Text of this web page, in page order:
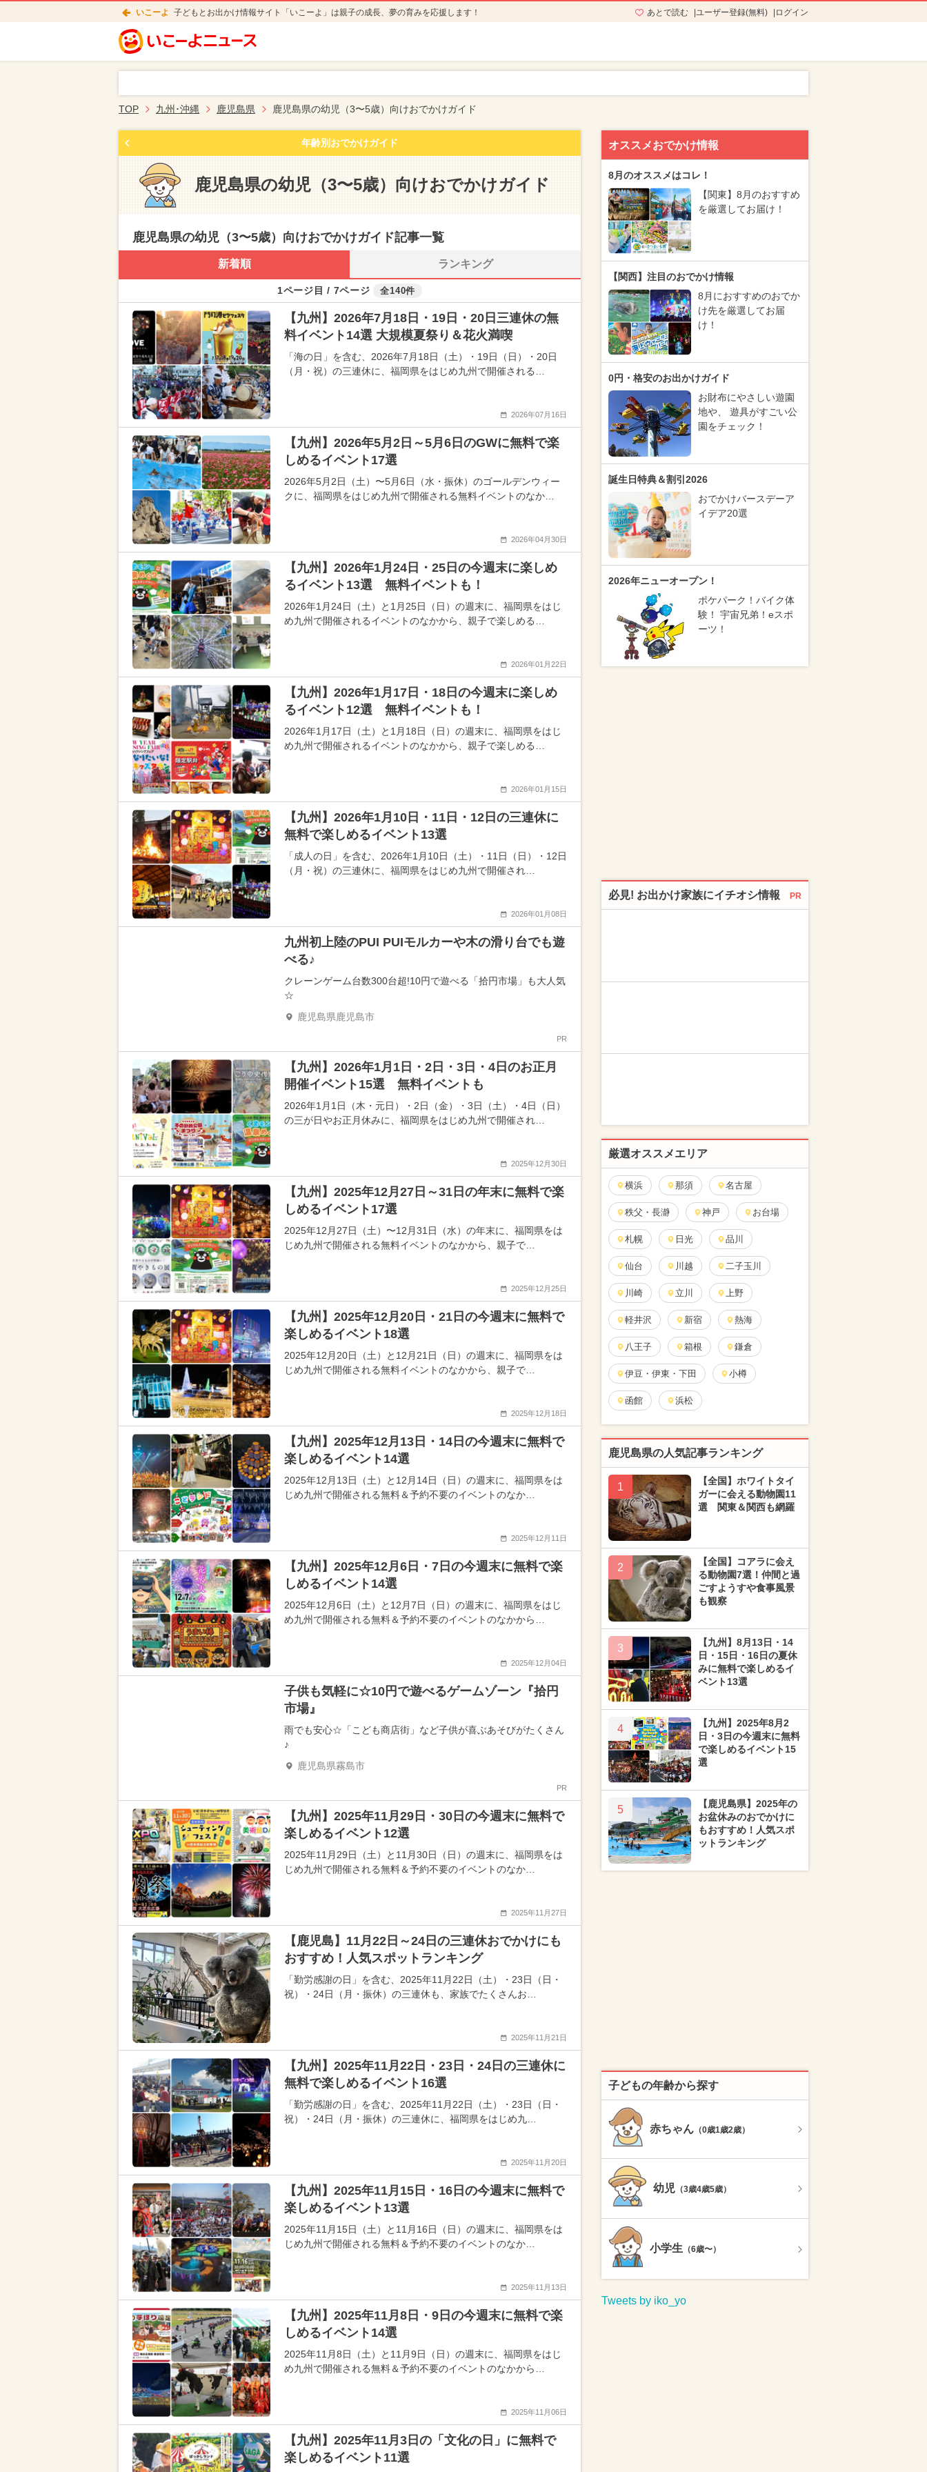
いこーよ 子どもとお出かけ情報サイト「いこーよ」は親子の成長、夢の育みを応援します！ あとで読む ユーザー登録(無料) ログイン
TOP 九州･沖縄 鹿児島県 鹿児島県の幼児（3〜5歳）向けおでかけガイド
年齢別おでかけガイド
鹿児島県の幼児（3〜5歳）向けおでかけガイド
鹿児島県の幼児（3〜5歳）向けおでかけガイド記事一覧
新着順 ランキング
1ページ目 / 7ページ 全140件
【九州】2026年7月18日・19日・20日三連休の無
料イベント14選 大規模夏祭り＆花火満喫
「海の日」を含む、2026年7月18日（土）・19日（日）・20日
（月・祝）の三連休に、福岡県をはじめ九州で開催される…
2026年07月16日
【九州】2026年5月2日～5月6日のGWに無料で楽
しめるイベント17選
2026年5月2日（土）〜5月6日（水・振休）のゴールデンウィー
クに、福岡県をはじめ九州で開催される無料イベントのなか…
2026年04月30日
【九州】2026年1月24日・25日の今週末に楽しめ
るイベント13選 無料イベントも！
2026年1月24日（土）と1月25日（日）の週末に、福岡県をはじ
め九州で開催されるイベントのなかから、親子で楽しめる…
2026年01月22日
【九州】2026年1月17日・18日の今週末に楽しめ
るイベント12選 無料イベントも！
2026年1月17日（土）と1月18日（日）の週末に、福岡県をはじ
め九州で開催されるイベントのなかから、親子で楽しめる…
2026年01月15日
【九州】2026年1月10日・11日・12日の三連休に
無料で楽しめるイベント13選
「成人の日」を含む、2026年1月10日（土）・11日（日）・12日
（月・祝）の三連休に、福岡県をはじめ九州で開催され…
2026年01月08日
九州初上陸のPUI PUIモルカーや木の滑り台でも遊
べる♪
クレーンゲーム台数300台超!10円で遊べる「拾円市場」も大人気
☆
鹿児島県鹿児島市
PR
【九州】2026年1月1日・2日・3日・4日のお正月
開催イベント15選 無料イベントも
2026年1月1日（木・元日）・2日（金）・3日（土）・4日（日）
の三が日やお正月休みに、福岡県をはじめ九州で開催され…
2025年12月30日
【九州】2025年12月27日～31日の年末に無料で楽
しめるイベント17選
2025年12月27日（土）〜12月31日（水）の年末に、福岡県をは
じめ九州で開催される無料イベントのなかから、親子で…
2025年12月25日
【九州】2025年12月20日・21日の今週末に無料で
楽しめるイベント18選
2025年12月20日（土）と12月21日（日）の週末に、福岡県をは
じめ九州で開催される無料イベントのなかから、親子で…
2025年12月18日
【九州】2025年12月13日・14日の今週末に無料で
楽しめるイベント14選
2025年12月13日（土）と12月14日（日）の週末に、福岡県をは
じめ九州で開催される無料＆予約不要のイベントのなか…
2025年12月11日
【九州】2025年12月6日・7日の今週末に無料で楽
しめるイベント14選
2025年12月6日（土）と12月7日（日）の週末に、福岡県をはじ
め九州で開催される無料＆予約不要のイベントのなかから…
2025年12月04日
子供も気軽に☆10円で遊べるゲームゾーン『拾円
市場』
雨でも安心☆「こども商店街」など子供が喜ぶあそびがたくさん
♪
鹿児島県霧島市
PR
【九州】2025年11月29日・30日の今週末に無料で
楽しめるイベント12選
2025年11月29日（土）と11月30日（日）の週末に、福岡県をは
じめ九州で開催される無料＆予約不要のイベントのなか…
2025年11月27日
【鹿児島】11月22日～24日の三連休おでかけにも
おすすめ！人気スポットランキング
「勤労感謝の日」を含む、2025年11月22日（土）・23日（日・
祝）・24日（月・振休）の三連休も、家族でたくさんお…
2025年11月21日
【九州】2025年11月22日・23日・24日の三連休に
無料で楽しめるイベント16選
「勤労感謝の日」を含む、2025年11月22日（土）・23日（日・
祝）・24日（月・振休）の三連休に、福岡県をはじめ九…
2025年11月20日
【九州】2025年11月15日・16日の今週末に無料で
楽しめるイベント13選
2025年11月15日（土）と11月16日（日）の週末に、福岡県をは
じめ九州で開催される無料＆予約不要のイベントのなか…
2025年11月13日
【九州】2025年11月8日・9日の今週末に無料で楽
しめるイベント14選
2025年11月8日（土）と11月9日（日）の週末に、福岡県をはじ
め九州で開催される無料＆予約不要のイベントのなかから…
2025年11月06日
【九州】2025年11月3日の「文化の日」に無料で
楽しめるイベント11選
オススメおでかけ情報
8月のオススメはコレ！
【関東】8月のおすすめ
を厳選してお届け！
【関西】注目のおでかけ情報
8月におすすめのおでか
け先を厳選してお届
け！
0円・格安のお出かけガイド
お財布にやさしい遊園
地や、 遊具がすごい公
園をチェック！
誕生日特典＆割引2026
おでかけバースデーア
イデア20選
2026年ニューオープン！
ポケパーク！バイク体
験！ 宇宙兄弟！eスポ
ーツ！
必見! お出かけ家族にイチオシ情報 PR
厳選オススメエリア
横浜 那須 名古屋
秩父・長瀞 神戸 お台場
札幌 日光 品川
仙台 川越 二子玉川
川崎 立川 上野
軽井沢 新宿 熱海
八王子 箱根 鎌倉
伊豆・伊東・下田 小樽
函館 浜松
鹿児島県の人気記事ランキング
1
【全国】ホワイトタイ
ガーに会える動物園11
選 関東＆関西も網羅
2
【全国】コアラに会え
る動物園7選！仲間と過
ごすようすや食事風景
も観察
3
【九州】8月13日・14
日・15日・16日の夏休
みに無料で楽しめるイ
ベント13選
4
【九州】2025年8月2
日・3日の今週末に無料
で楽しめるイベント15
選
5
【鹿児島県】2025年の
お盆休みのおでかけに
もおすすめ！人気スポ
ットランキング
子どもの年齢から探す
赤ちゃん （0歳1歳2歳）
幼児 （3歳4歳5歳）
小学生 （6歳〜）
Tweets by iko_yo